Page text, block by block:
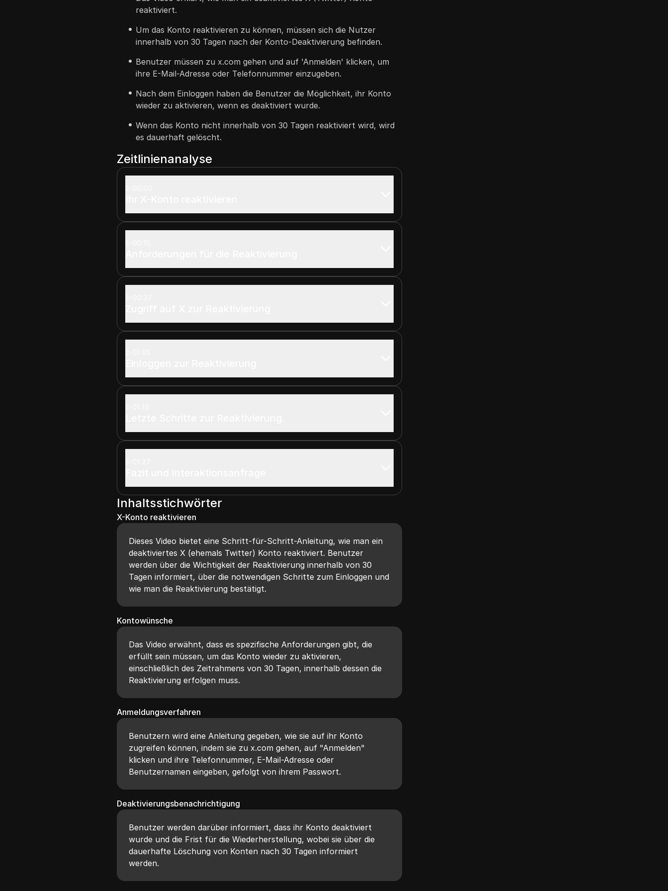
reaktiviert.
Um das Konto reaktivieren zu können, müssen sich die Nutzer
innerhalb von 30 Tagen nach der Konto-Deaktivierung befinden.
Benutzer müssen zu x.com gehen und auf 'Anmelden' klicken, um
ihre E-Mail-Adresse oder Telefonnummer einzugeben.
Nach dem Einloggen haben die Benutzer die Möglichkeit, ihr Konto
wieder zu aktivieren, wenn es deaktiviert wurde.
Wenn das Konto nicht innerhalb von 30 Tagen reaktiviert wird, wird
es dauerhaft gelöscht.
Zeitlinienanalyse
Inhaltsstichwörter
X-Konto reaktivieren
Dieses Video bietet eine Schritt-für-Schritt-Anleitung, wie man ein
deaktiviertes X (ehemals Twitter) Konto reaktiviert. Benutzer
werden über die Wichtigkeit der Reaktivierung innerhalb von 30
Tagen informiert, über die notwendigen Schritte zum Einloggen und
wie man die Reaktivierung bestätigt.
Kontowünsche
Das Video erwähnt, dass es spezifische Anforderungen gibt, die
erfüllt sein müssen, um das Konto wieder zu aktivieren,
einschließlich des Zeitrahmens von 30 Tagen, innerhalb dessen die
Reaktivierung erfolgen muss.
Anmeldungsverfahren
Benutzern wird eine Anleitung gegeben, wie sie auf ihr Konto
zugreifen können, indem sie zu x.com gehen, auf "Anmelden"
klicken und ihre Telefonnummer, E-Mail-Adresse oder
Benutzernamen eingeben, gefolgt von ihrem Passwort.
Deaktivierungsbenachrichtigung
Benutzer werden darüber informiert, dass ihr Konto deaktiviert
wurde und die Frist für die Wiederherstellung, wobei sie über die
dauerhafte Löschung von Konten nach 30 Tagen informiert
werden.